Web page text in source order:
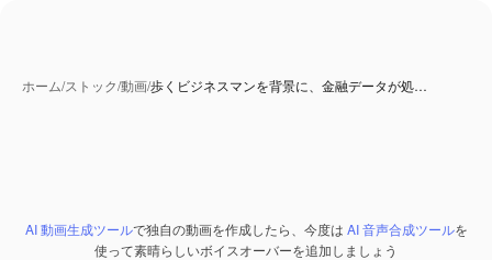
ホーム/ストック/動画/歩くビジネスマンを背景に、金融データが処…
PremiumAI 生成コンテンツ
AI 動画生成ツールで独自の動画を作成したら、今度は AI 音声合成ツールを
使って素晴らしいボイスオーバーを追加しましょう